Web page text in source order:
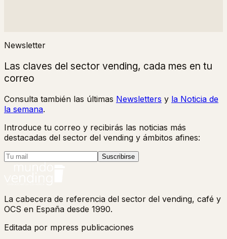
Newsletter
Las claves del sector vending, cada mes en tu
correo
Consulta también las últimas Newsletters y la Noticia de
la semana.
Introduce tu correo y recibirás las noticias más
destacadas del sector del vending y ámbitos afines:
Suscribirse
La cabecera de referencia del sector del vending, café y
OCS en España desde 1990.
Editada por mpress publicaciones